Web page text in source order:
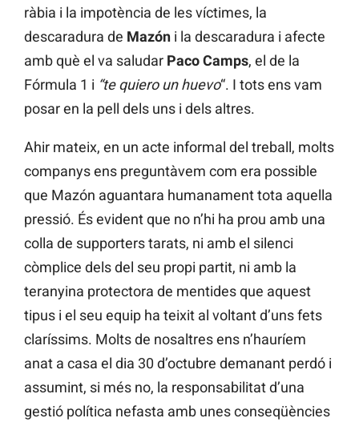
ràbia i la impotència de les víctimes, la
descaradura de Mazón i la descaradura i afecte
amb què el va saludar Paco Camps, el de la
Fórmula 1 i “te quiero un huevo“. I tots ens vam
posar en la pell dels uns i dels altres.
Ahir mateix, en un acte informal del treball, molts
companys ens preguntàvem com era possible
que Mazón aguantara humanament tota aquella
pressió. És evident que no n’hi ha prou amb una
colla de supporters tarats, ni amb el silenci
còmplice dels del seu propi partit, ni amb la
teranyina protectora de mentides que aquest
tipus i el seu equip ha teixit al voltant d’uns fets
claríssims. Molts de nosaltres ens n’hauríem
anat a casa el dia 30 d’octubre demanant perdó i
assumint, si més no, la responsabilitat d’una
gestió política nefasta amb unes conseqüències